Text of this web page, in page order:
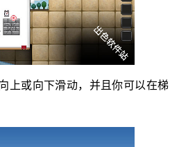
上或向下滑动，并且你可以在梯